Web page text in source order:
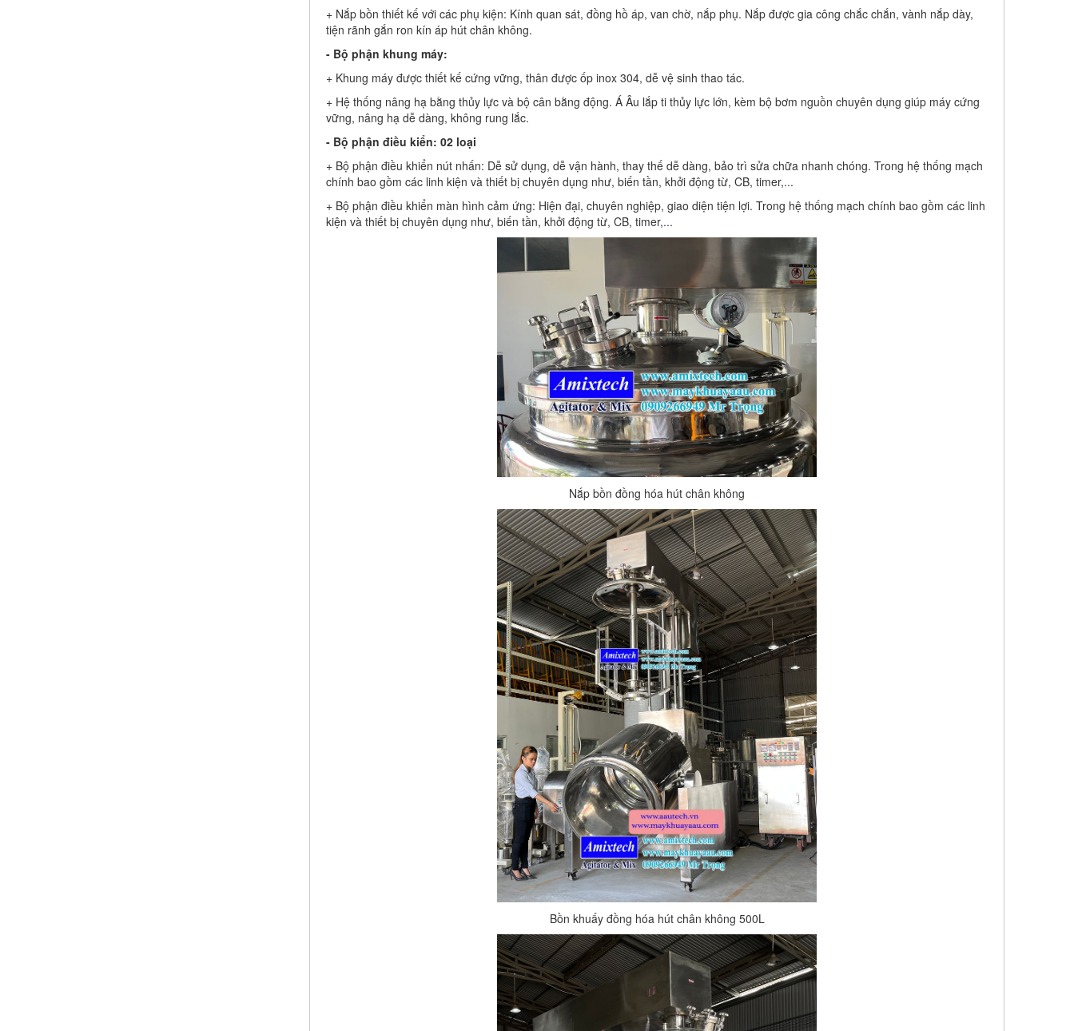
+ Nắp bồn thiết kế với các phụ kiện: Kính quan sát, đồng hồ áp, van chờ, nắp phụ. Nắp được gia công chắc chắn, vành nắp dày,
tiện rãnh gắn ron kín áp hút chân không.
- Bộ phận khung máy:
+ Khung máy được thiết kế cứng vững, thân được ốp inox 304, dễ vệ sinh thao tác.
+ Hệ thống nâng hạ bằng thủy lực và bộ cân bằng động. Á Âu lắp ti thủy lực lớn, kèm bộ bơm nguồn chuyên dụng giúp máy cứng
vững, nâng hạ dễ dàng, không rung lắc.
- Bộ phận điều kiển: 02 loại
+ Bộ phận điều khiển nút nhấn: Dễ sử dụng, dễ vận hành, thay thế dễ dàng, bảo trì sửa chữa nhanh chóng. Trong hệ thống mạch
chính bao gồm các linh kiện và thiết bị chuyên dụng như, biến tần, khởi động từ, CB, timer,...
+ Bộ phận điều khiển màn hình cảm ứng: Hiện đại, chuyên nghiệp, giao diện tiện lợi. Trong hệ thống mạch chính bao gồm các linh
kiện và thiết bị chuyên dụng như, biến tần, khởi động từ, CB, timer,...
Nắp bồn đồng hóa hút chân không
Bồn khuấy đồng hóa hút chân không 500L